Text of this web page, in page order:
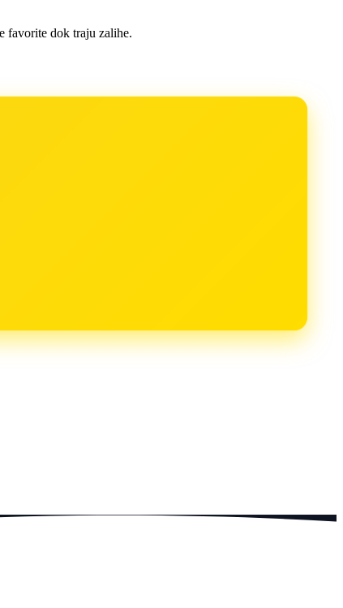
favorite dok traju zalihe.